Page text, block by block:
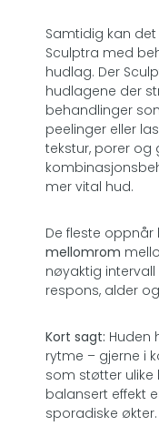
Samtidig kan
Sculptra med
hudlag. Der
hudlagene der
behandlinger
peelinger eller
tekstur, porer og
mer vital hud.
De fleste
mellomrom
nøyaktig
respons, alder
Kort sagt: Huden
rytme – gjerne i
som støtter
balansert effekt
sporadiske økter.